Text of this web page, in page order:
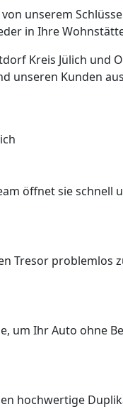
unserem
in Ihre
Kreis Jülich und
unseren Kunden
öffnet sie schnell
Tresor problemlos
um Ihr Auto ohne
hochwertige